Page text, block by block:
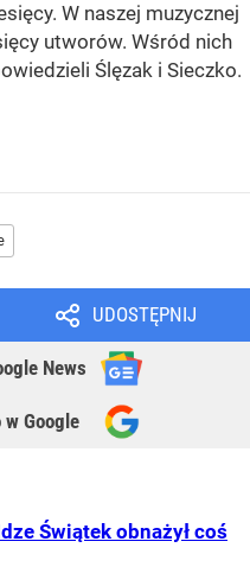
W naszej muzycznej
utworów. Wśród nich
Ślęzak i Sieczko.
UDOSTĘPNIJ
News
w Google
Świątek obnażył coś